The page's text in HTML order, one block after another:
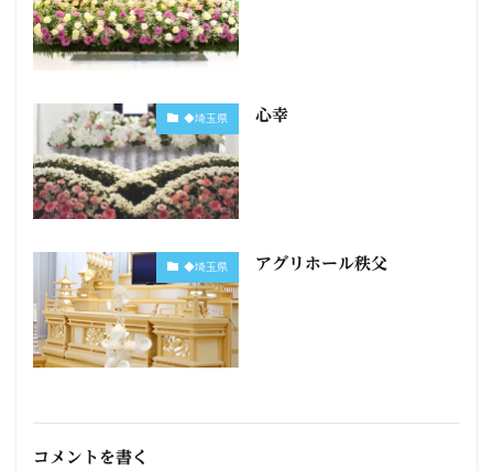
◆埼玉県 心幸
◆埼玉県 アグリホール秩父
コメントを書く